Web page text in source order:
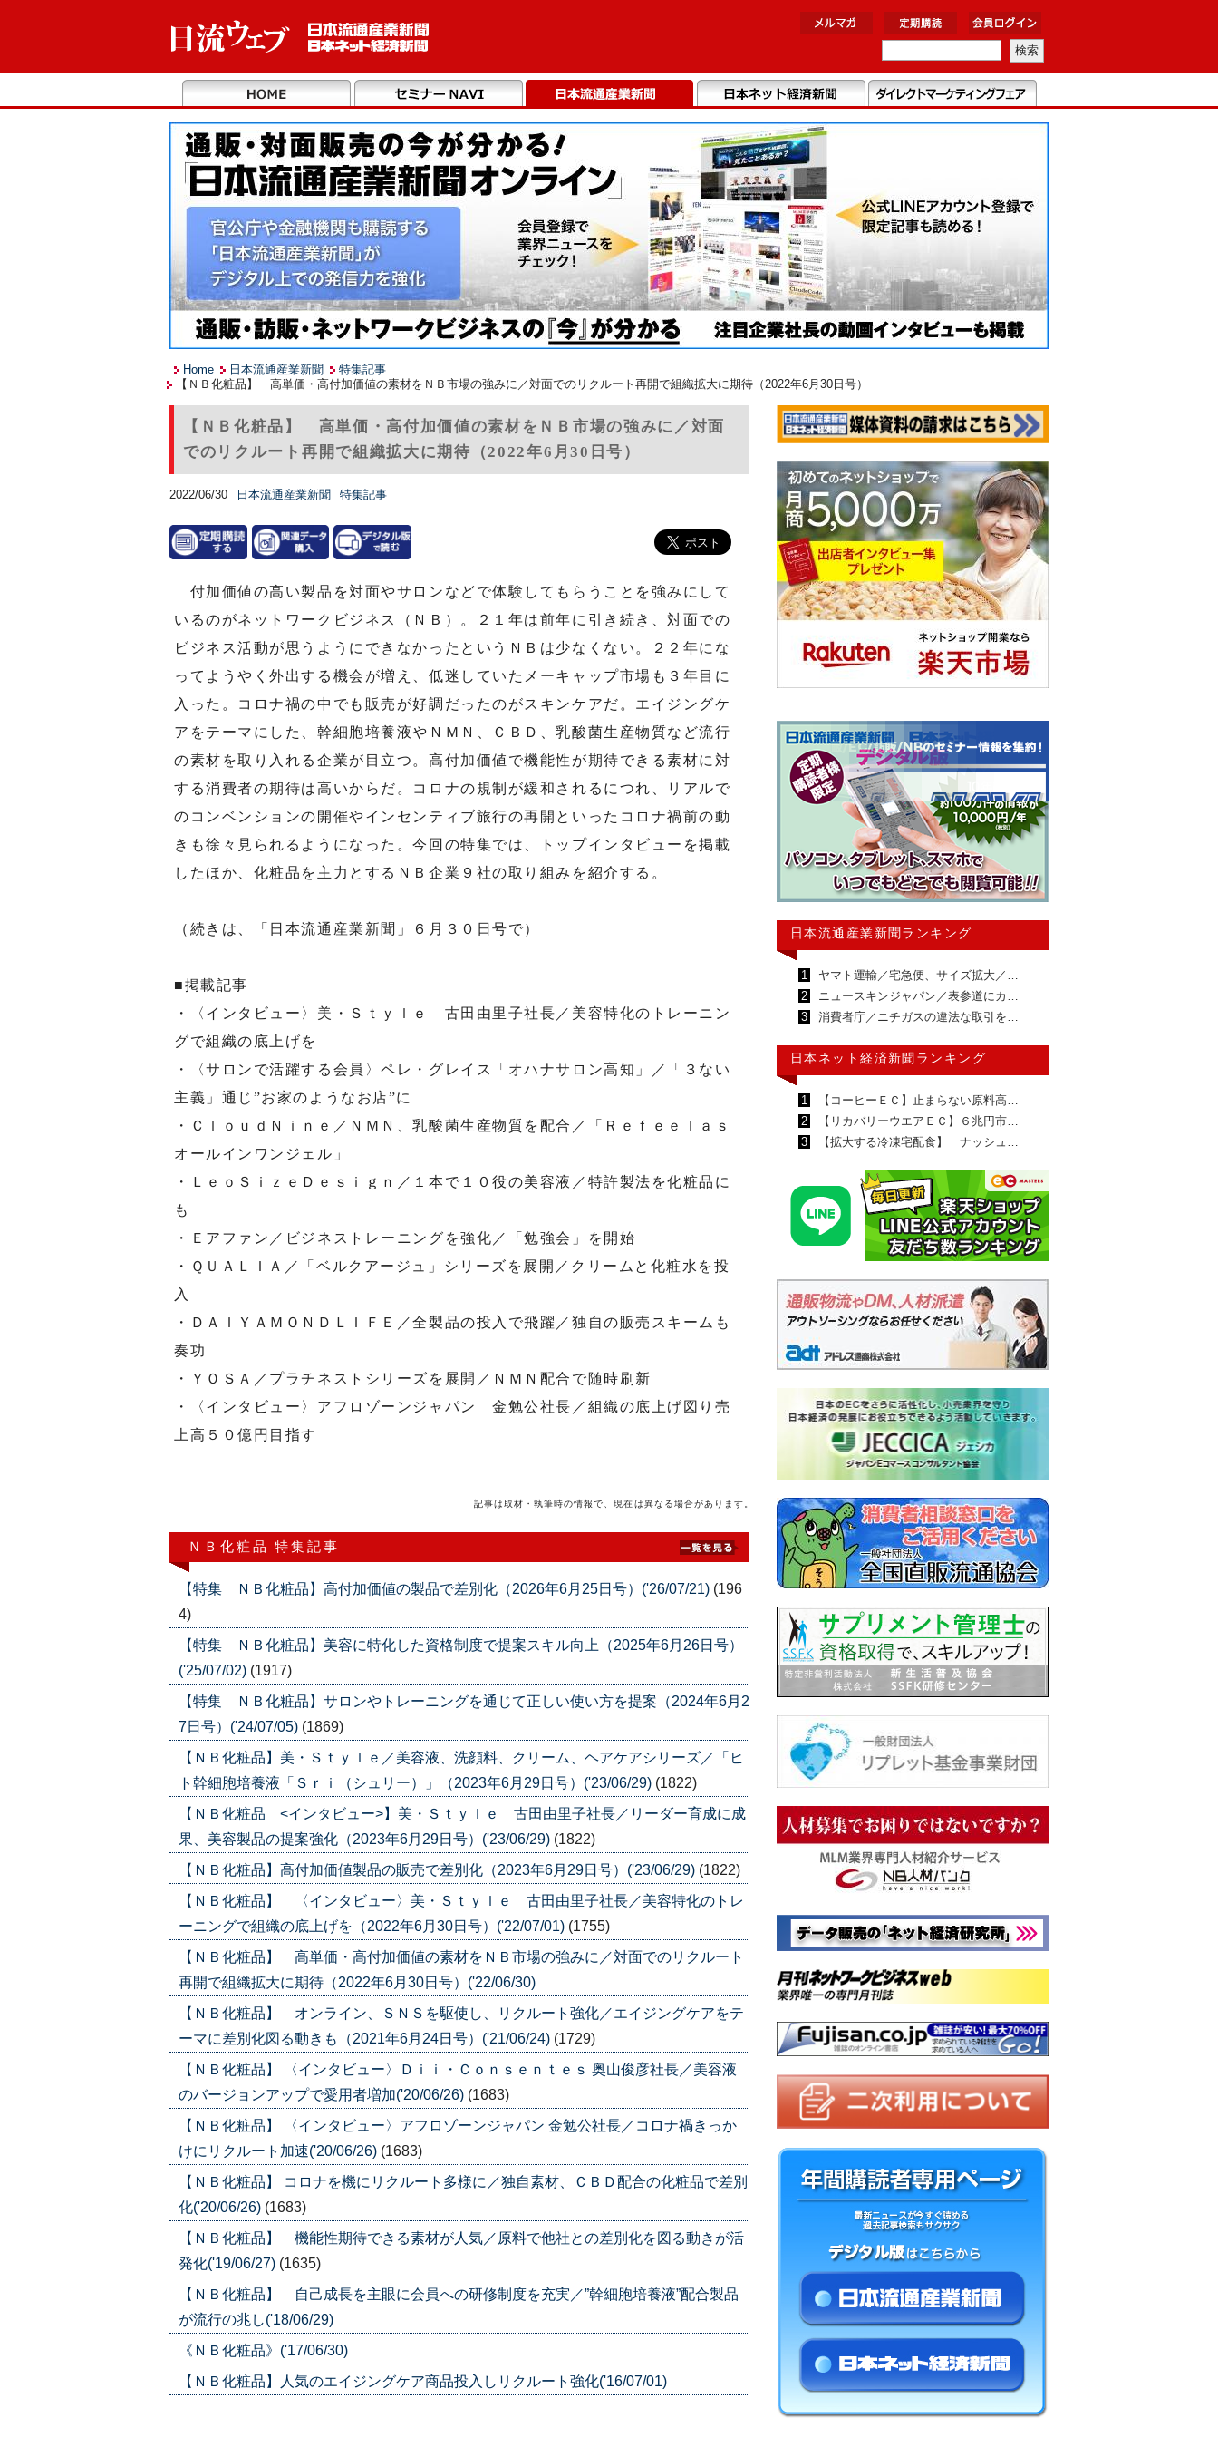
Home 日本流通産業新聞
特集記事
【ＮＢ化粧品】 高単価・高付加価値の素材をＮＢ市場の強みに／対面でのリクルート再開で組織拡大に期待（2022年6月30日号）
【ＮＢ化粧品】 高単価・高付加価値の素材をＮＢ市場の強みに／対面
でのリクルート再開で組織拡大に期待（2022年6月30日号）
2022/06/30 日本流通産業新聞 特集記事
付加価値の高い製品を対面やサロンなどで体験してもらうことを強みにして
いるのがネットワークビジネス（ＮＢ）。２１年は前年に引き続き、対面での
ビジネス活動が思うようにできなかったというＮＢは少なくない。２２年にな
ってようやく外出する機会が増え、低迷していたメーキャップ市場も３年目に
入った。コロナ禍の中でも販売が好調だったのがスキンケアだ。エイジングケ
アをテーマにした、幹細胞培養液やＮＭＮ、ＣＢＤ、乳酸菌生産物質など流行
の素材を取り入れる企業が目立つ。高付加価値で機能性が期待できる素材に対
する消費者の期待は高いからだ。コロナの規制が緩和されるにつれ、リアルで
のコンベンションの開催やインセンティブ旅行の再開といったコロナ禍前の動
きも徐々見られるようになった。今回の特集では、トップインタビューを掲載
したほか、化粧品を主力とするＮＢ企業９社の取り組みを紹介する。
（続きは、「日本流通産業新聞」６月３０日号で）
■掲載記事
・〈インタビュー〉美・Ｓｔｙｌｅ 古田由里子社長／美容特化のトレーニン
グで組織の底上げを
・〈サロンで活躍する会員〉ペレ・グレイス「オハナサロン高知」／「３ない
主義」通じ”お家のようなお店”に
・ＣｌｏｕｄＮｉｎｅ／ＮＭＮ、乳酸菌生産物質を配合／「Ｒｅｆｅｅｌａｓ
オールインワンジェル」
・ＬｅｏＳｉｚｅＤｅｓｉｇｎ／１本で１０役の美容液／特許製法を化粧品に
も
・Ｅアファン／ビジネストレーニングを強化／「勉強会」を開始
・ＱＵＡＬＩＡ／「ベルクアージュ」シリーズを展開／クリームと化粧水を投
入
・ＤＡＩＹＡＭＯＮＤＬＩＦＥ／全製品の投入で飛躍／独自の販売スキームも
奏功
・ＹＯＳＡ／プラチネストシリーズを展開／ＮＭＮ配合で随時刷新
・〈インタビュー〉アフロゾーンジャパン 金勉公社長／組織の底上げ図り売
上高５０億円目指す
記事は取材・執筆時の情報で、現在は異なる場合があります。
ＮＢ化粧品 特集記事
【特集 ＮＢ化粧品】高付加価値の製品で差別化（2026年6月25日号）('26/07/21) (196
4)
【特集 ＮＢ化粧品】美容に特化した資格制度で提案スキル向上（2025年6月26日号）
('25/07/02) (1917)
【特集 ＮＢ化粧品】サロンやトレーニングを通じて正しい使い方を提案（2024年6月2
7日号）('24/07/05) (1869)
【ＮＢ化粧品】美・Ｓｔｙｌｅ／美容液、洗顔料、クリーム、ヘアケアシリーズ／「ヒ
ト幹細胞培養液「Ｓｒｉ（シュリー）」（2023年6月29日号）('23/06/29) (1822)
【ＮＢ化粧品 <インタビュー>】美・Ｓｔｙｌｅ 古田由里子社長／リーダー育成に成
果、美容製品の提案強化（2023年6月29日号）('23/06/29) (1822)
【ＮＢ化粧品】高付加価値製品の販売で差別化（2023年6月29日号）('23/06/29) (1822)
【ＮＢ化粧品】 〈インタビュー〉美・Ｓｔｙｌｅ 古田由里子社長／美容特化のトレ
ーニングで組織の底上げを（2022年6月30日号）('22/07/01) (1755)
【ＮＢ化粧品】 高単価・高付加価値の素材をＮＢ市場の強みに／対面でのリクルート
再開で組織拡大に期待（2022年6月30日号）('22/06/30)
【ＮＢ化粧品】 オンライン、ＳＮＳを駆使し、リクルート強化／エイジングケアをテ
ーマに差別化図る動きも（2021年6月24日号）('21/06/24) (1729)
【ＮＢ化粧品】 〈インタビュー〉Ｄｉｉ・Ｃｏｎｓｅｎｔｅｓ 奥山俊彦社長／美容液
のバージョンアップで愛用者増加('20/06/26) (1683)
【ＮＢ化粧品】 〈インタビュー〉アフロゾーンジャパン 金勉公社長／コロナ禍きっか
けにリクルート加速('20/06/26) (1683)
【ＮＢ化粧品】 コロナを機にリクルート多様に／独自素材、ＣＢＤ配合の化粧品で差別
化('20/06/26) (1683)
【ＮＢ化粧品】 機能性期待できる素材が人気／原料で他社との差別化を図る動きが活
発化('19/06/27) (1635)
【ＮＢ化粧品】 自己成長を主眼に会員への研修制度を充実／”幹細胞培養液”配合製品
が流行の兆し('18/06/29)
《ＮＢ化粧品》('17/06/30)
【ＮＢ化粧品】人気のエイジングケア商品投入しリクルート強化('16/07/01)
日本流通産業新聞ランキング
1
ヤマト運輸／宅急便、サイズ拡大／…
2
ニュースキンジャパン／表参道にカ…
3
消費者庁／ニチガスの違法な取引を…
日本ネット経済新聞ランキング
1
【コーヒーＥＣ】止まらない原料高…
2
【リカバリーウエアＥＣ】６兆円市…
3
【拡大する冷凍宅配食】 ナッシュ…